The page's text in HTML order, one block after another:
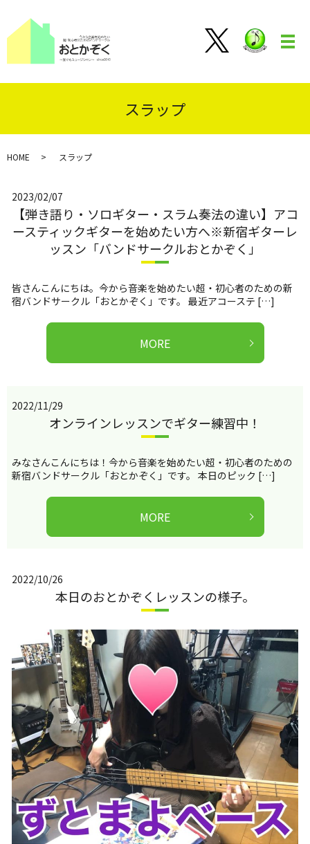
メ
スラップ
HOME スラップ
2023/02/07
【弾き語り・ソロギター・スラム奏法の違い】アコ
ースティックギターを始めたい方へ※新宿ギターレ
ッスン「バンドサークルおとかぞく」
皆さんこんにちは。今から音楽を始めたい超・初心者のための新
宿バンドサークル「おとかぞく」です。 最近アコーステ […]
MORE
2022/11/29
オンラインレッスンでギター練習中！
みなさんこんにちは！今から音楽を始めたい超・初心者のための
新宿バンドサークル「おとかぞく」です。 本日のピック […]
MORE
2022/10/26
本日のおとかぞくレッスンの様子。